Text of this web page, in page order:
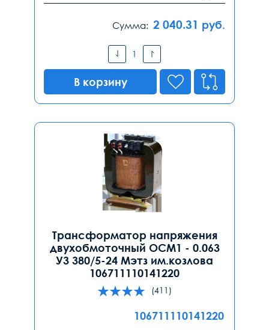
Сумма: 2 040.31 руб.
В корзину
Трансформатор напряжения
двухобмоточный ОСМ1 - 0.063
У3 380/5-24 Мэтз им.козлова
106711110141220
(411)
106711110141220